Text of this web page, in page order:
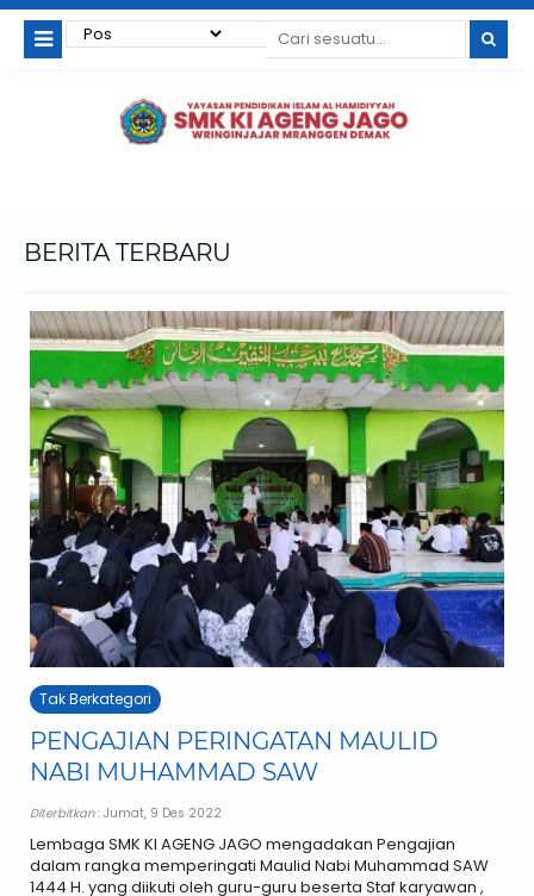
BERITA TERBARU
Tak Berkategori
PENGAJIAN PERINGATAN MAULID
NABI MUHAMMAD SAW
Diterbitkan: Jumat, 9 Des 2022
Lembaga SMK KI AGENG JAGO mengadakan Pengajian
dalam rangka memperingati Maulid Nabi Muhammad SAW
1444 H. yang diikuti oleh guru-guru beserta Staf karyawan ,